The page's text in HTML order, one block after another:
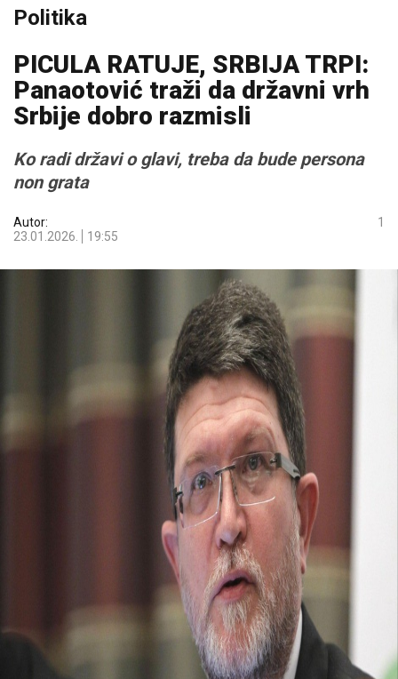
Politika
PICULA RATUJE, SRBIJA TRPI:
Panaotović traži da državni vrh
Srbije dobro razmisli
Ko radi državi o glavi, treba da bude persona
non grata
Autor:
23.01.2026.
19:55
1